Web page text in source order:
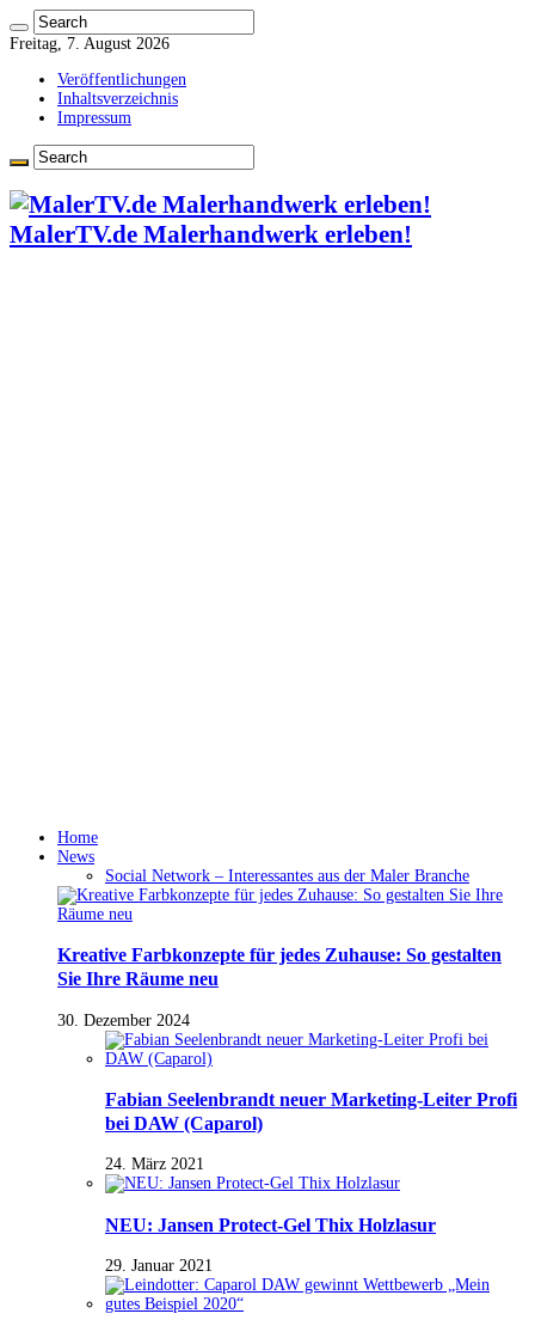
Freitag, 7. August 2026
Veröffentlichungen
Inhaltsverzeichnis
Impressum
MalerTV.de Malerhandwerk erleben!
Home
News
Social Network – Interessantes aus der Maler Branche
Kreative Farbkonzepte für jedes Zuhause: So gestalten
Sie Ihre Räume neu
30. Dezember 2024
Fabian Seelenbrandt neuer Marketing-Leiter Profi
bei DAW (Caparol)
24. März 2021
NEU: Jansen Protect-Gel Thix Holzlasur
29. Januar 2021